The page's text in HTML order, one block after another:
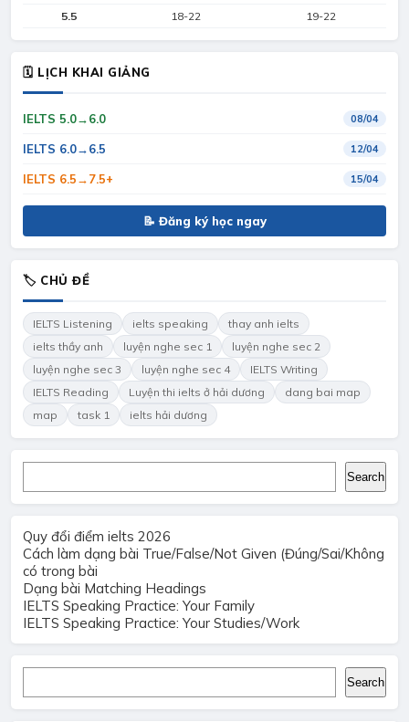
5.5
18-22 19-22
🗓 LỊCH KHAI GIẢNG
IELTS 5.0→6.0 08/04
IELTS 6.0→6.5 12/04
IELTS 6.5→7.5+ 15/04
📝 Đăng ký học ngay
🏷 CHỦ ĐỀ
IELTS Listening ielts speaking
thay anh ielts
ielts thầy anh
luyện nghe sec 1
luyện nghe sec 2
luyện nghe sec 3
luyện nghe sec 4
IELTS Writing
IELTS Reading
Luyện thi ielts ở hải dương
dang bai map
map
task 1 ielts hải dương
Search
Quy đổi điểm ielts 2026
Cách làm dạng bài True/False/Not Given (Đúng/Sai/Không
có trong bài
Dạng bài Matching Headings
IELTS Speaking Practice: Your Family
IELTS Speaking Practice: Your Studies/Work
Search